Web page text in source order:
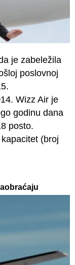
je zabeležila
poslovnoj
Wizz Air je
godinu dana
posto.
(broj